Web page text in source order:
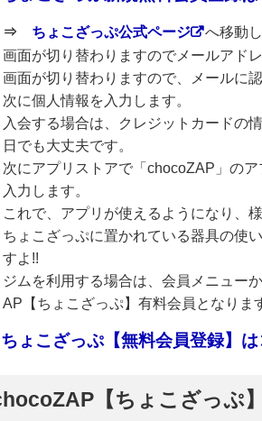
⇒ ちょこざっぷ公式ページ
へ移動
画面が切り替わりますのでメールアド
画面が切り替わりますので、メールに
次に個人情報を入力します。
入会する場合は、クレジットカードの
日でも大丈夫です。
次にアプリストアで「chocoZAP」の
入力します。
これで、アプリが使えるようになり、
ちょこざっぷに置かれている器具の使
すよ!!
ジムを利用する場合は、会員メニュー
AP【ちょこざっぷ】有料会員となりま
ちょこざっぷ【無料会員登録】は
【ちょこざっぷ